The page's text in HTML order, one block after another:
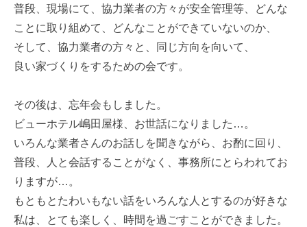
普段、現場にて、協力業者の方々が安全管理等、どんな
ことに取り組めて、どんなことができていないのか、
そして、協力業者の方々と、同じ方向を向いて、
良い家づくりをするための会です。
その後は、忘年会もしました。
ビューホテル嶋田屋様、お世話になりました…。
いろんな業者さんのお話しを聞きながら、お酌に回り、
普段、人と会話することがなく、事務所にとらわれてお
りますが…。
もともとたわいもない話をいろんな人とするのが好きな
私は、とても楽しく、時間を過ごすことができました。